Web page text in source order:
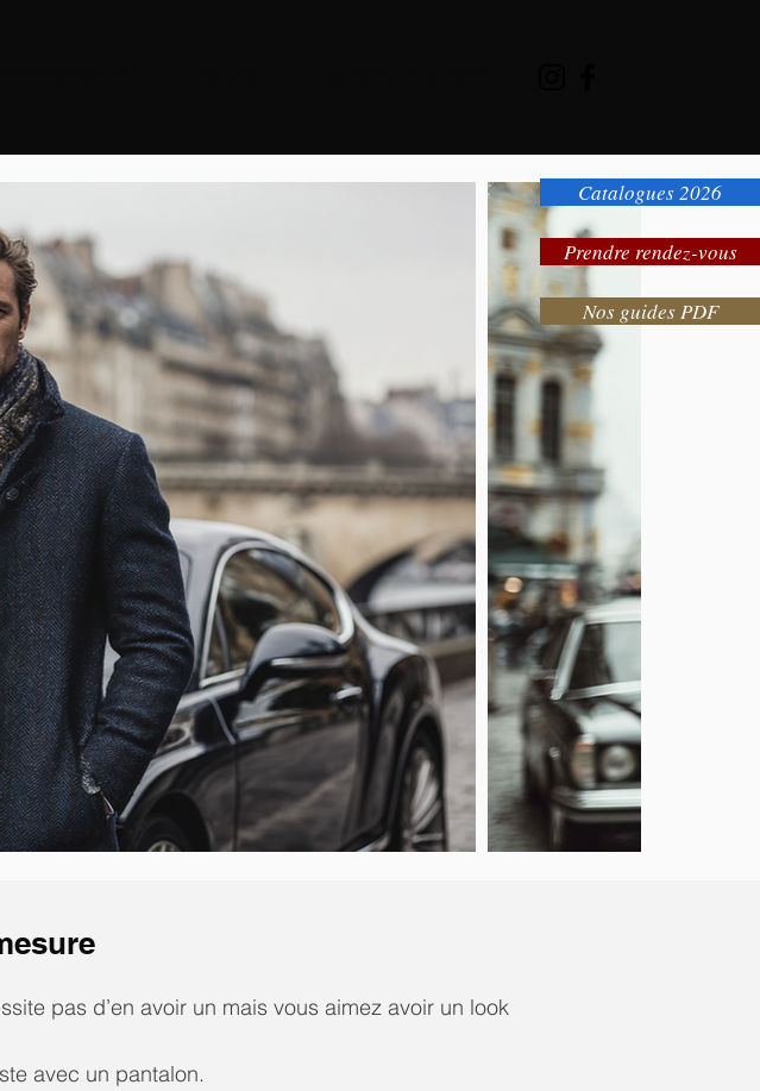
Nos guides PDF
Catalogues 2026
Prendre rendez-vous
pas d’en avoir un mais vous aimez avoir un look
avec un pantalon.